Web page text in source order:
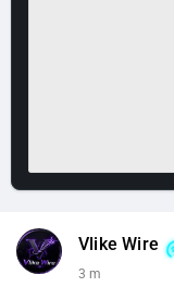
Vlike Wire
3 m